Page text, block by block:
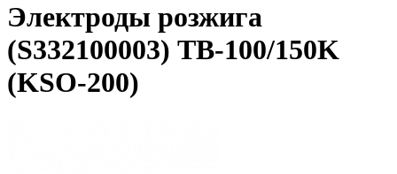
Электроды розжига
(S332100003) TB-100/150K
(KSO-200)